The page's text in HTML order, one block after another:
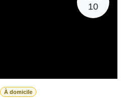
10
À domicile